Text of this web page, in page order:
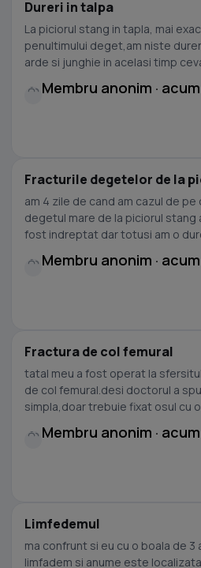
Dureri in talpa
La piciorul stang in tapla, mai
penultimului deget,am niste
arde si junghie in acelasi timp
Membru anonim ·
Fracturile degetelor de la
am 4 zile de cand am cazul de pe
degetul mare de la piciorul stang
fost indreptat dar totusi am o
Membru anonim ·
Fractura de col femural
tatal meu a fost operat la
de col femural.desi doctorul a
simpla,doar trebuie fixat osul cu
Membru anonim ·
Limfedemul
ma confrunt si eu cu o boala de
limfadem si anume este